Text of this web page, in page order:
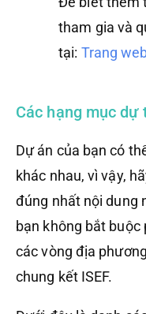
tham gia và
tại: Trang
Các hạng mục dự
Dự án của bạn có
khác nhau, vì vậy,
đúng nhất nội dung
bạn không bắt
các vòng địa
chung kết ISEF.